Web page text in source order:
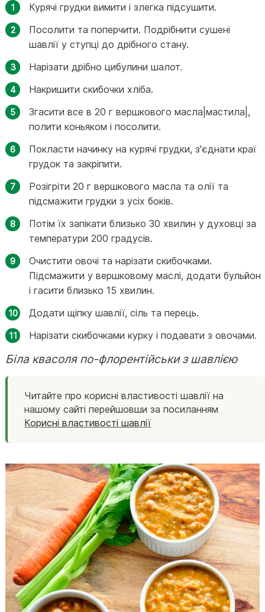
Курячі грудки вимити і злегка підсушити.
Посолити та поперчити. Подрібнити сушені
шавлії у ступці до дрібного стану.
Нарізати дрібно цибулини шалот.
Накришити скибочки хліба.
Згасити все в 20 г вершкового масла|мастила|,
полити коньяком і посолити.
Покласти начинку на курячі грудки, з'єднати краї
грудок та закріпити.
Розігріти 20 г вершкового масла та олії та
підсмажити грудки з усіх боків.
Потім їх запікати близько 30 хвилин у духовці за
температури 200 градусів.
Очистити овочі та нарізати скибочками.
Підсмажити у вершковому маслі, додати бульйон
і гасити близько 15 хвилин.
Додати щіпку шавлії, сіль та перець.
Нарізати скибочками курку і подавати з овочами.
Біла квасоля по-флорентійськи з шавлією
Читайте про корисні властивості шавлії на
нашому сайті перейшовши за посиланням
Корисні властивості шавлії